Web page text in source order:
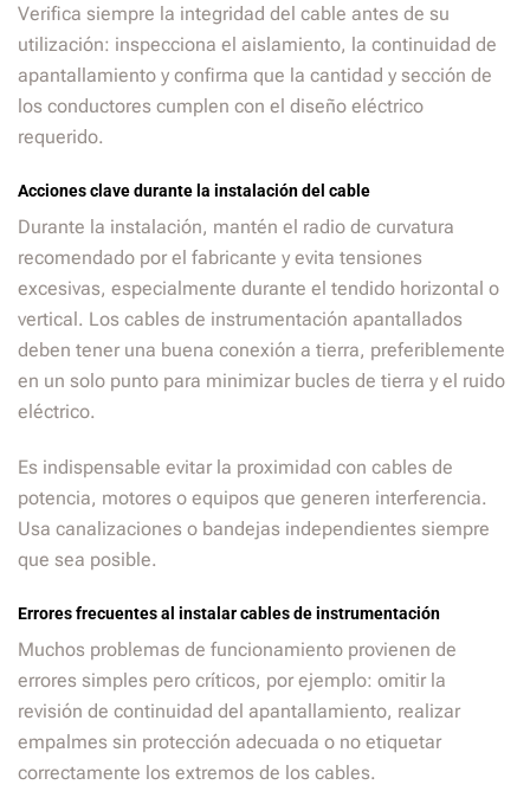
Verifica siempre la integridad del cable antes de su
utilización: inspecciona el aislamiento, la continuidad de
apantallamiento y confirma que la cantidad y sección de
los conductores cumplen con el diseño eléctrico
requerido.
Acciones clave durante la instalación del cable
Durante la instalación, mantén el radio de curvatura
recomendado por el fabricante y evita tensiones
excesivas, especialmente durante el tendido horizontal o
vertical. Los cables de instrumentación apantallados
deben tener una buena conexión a tierra, preferiblemente
en un solo punto para minimizar bucles de tierra y el ruido
eléctrico.
Es indispensable evitar la proximidad con cables de
potencia, motores o equipos que generen interferencia.
Usa canalizaciones o bandejas independientes siempre
que sea posible.
Errores frecuentes al instalar cables de instrumentación
Muchos problemas de funcionamiento provienen de
errores simples pero críticos, por ejemplo: omitir la
revisión de continuidad del apantallamiento, realizar
empalmes sin protección adecuada o no etiquetar
correctamente los extremos de los cables.